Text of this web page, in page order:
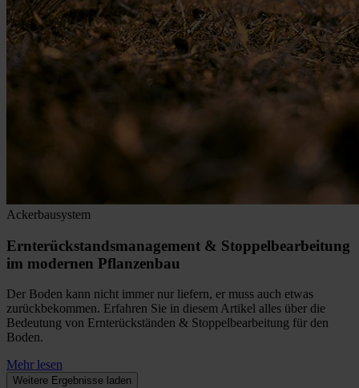
Ackerbausystem
Ernterückstandsmanagement & Stoppelbearbeitung
im modernen Pflanzenbau
Der Boden kann nicht immer nur liefern, er muss auch etwas
zurückbekommen. Erfahren Sie in diesem Artikel alles über die
Bedeutung von Ernterückständen & Stoppelbearbeitung für den
Boden.
Mehr lesen
Weitere Ergebnisse laden